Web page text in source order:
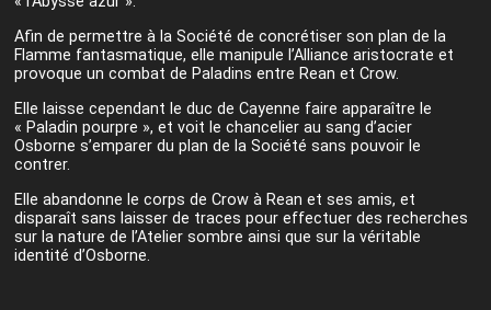
Afin de permettre à la Société de concrétiser son plan de la
Flamme fantasmatique, elle manipule l’Alliance aristocrate et
provoque un combat de Paladins entre Rean et Crow.
Elle laisse cependant le duc de Cayenne faire apparaître le
« Paladin pourpre », et voit le chancelier au sang d’acier
Osborne s’emparer du plan de la Société sans pouvoir le
contrer.
Elle abandonne le corps de Crow à Rean et ses amis, et
disparaît sans laisser de traces pour effectuer des recherches
sur la nature de l’Atelier sombre ainsi que sur la véritable
identité d’Osborne.